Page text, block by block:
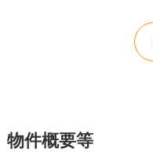
物件概要等